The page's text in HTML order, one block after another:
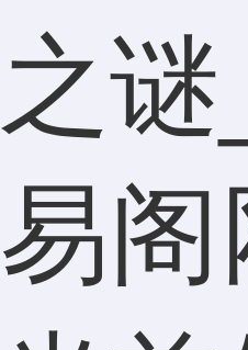
之
易阁